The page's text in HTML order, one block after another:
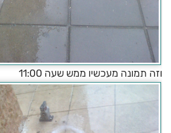
וזה תמונה מעכשיו ממש שעה 11:00